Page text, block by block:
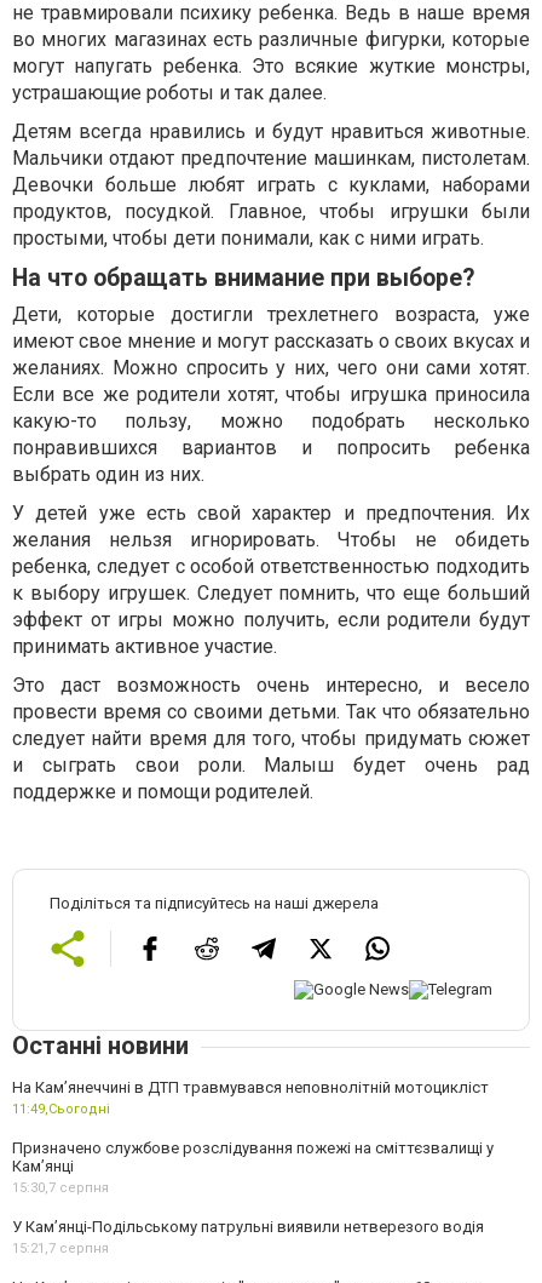
не травмировали психику ребенка. Ведь в наше время
во многих магазинах есть различные фигурки, которые
могут напугать ребенка. Это всякие жуткие монстры,
устрашающие роботы и так далее.
Детям всегда нравились и будут нравиться животные.
Мальчики отдают предпочтение машинкам, пистолетам.
Девочки больше любят играть с куклами, наборами
продуктов, посудкой. Главное, чтобы игрушки были
простыми, чтобы дети понимали, как с ними играть.
На что обращать внимание при выборе?
Дети, которые достигли трехлетнего возраста, уже
имеют свое мнение и могут рассказать о своих вкусах и
желаниях. Можно спросить у них, чего они сами хотят.
Если все же родители хотят, чтобы игрушка приносила
какую-то пользу, можно подобрать несколько
понравившихся вариантов и попросить ребенка
выбрать один из них.
У детей уже есть свой характер и предпочтения. Их
желания нельзя игнорировать. Чтобы не обидеть
ребенка, следует с особой ответственностью подходить
к выбору игрушек. Следует помнить, что еще больший
эффект от игры можно получить, если родители будут
принимать активное участие.
Это даст возможность очень интересно, и весело
провести время со своими детьми. Так что обязательно
следует найти время для того, чтобы придумать сюжет
и сыграть свои роли. Малыш будет очень рад
поддержке и помощи родителей.
Поділіться та підписуйтесь на наші джерела
Останні новини
На Кам’янеччині в ДТП травмувався неповнолітній мотоцикліст
11:49,Сьогодні
Призначено службове розслідування пожежі на сміттєзвалищі у
Кам’янці
15:30,7 серпня
У Кам’янці-Подільському патрульні виявили нетверезого водія
15:21,7 серпня